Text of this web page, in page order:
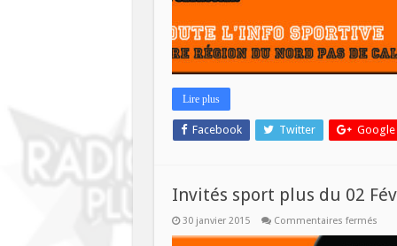
Lire plus
Facebook Twitter Google
Invités sport plus du 02
30 janvier 2015 Commentaires ferméssur